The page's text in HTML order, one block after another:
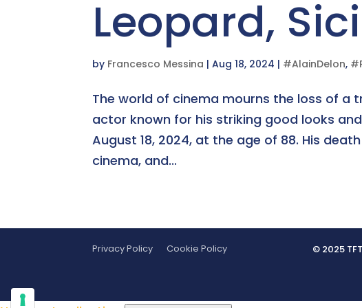
Leopard,
by Francesco Messina |Aug 18, 2024 | #AlainDelon,
The world of cinema mourns the loss of a
actor known for his striking good looks
August 18, 2024, at the age of 88. His
cinema, and...
Privacy Policy Cookie Policy © 2025